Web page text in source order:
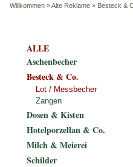
Willkommen »Alte Reklame » Besteck &
ALLE
Aschenbecher
Besteck & Co.
Lot / Messbecher
Zangen
Dosen & Kisten
Hotelporzellan & Co.
Milch & Meierei
Schilder